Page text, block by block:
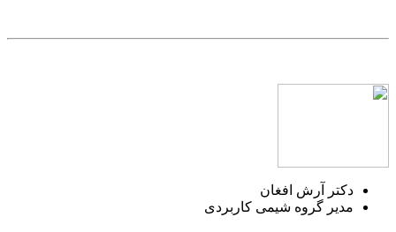
دکتر آرش افغان
مدیر گروه شیمی کاربردی